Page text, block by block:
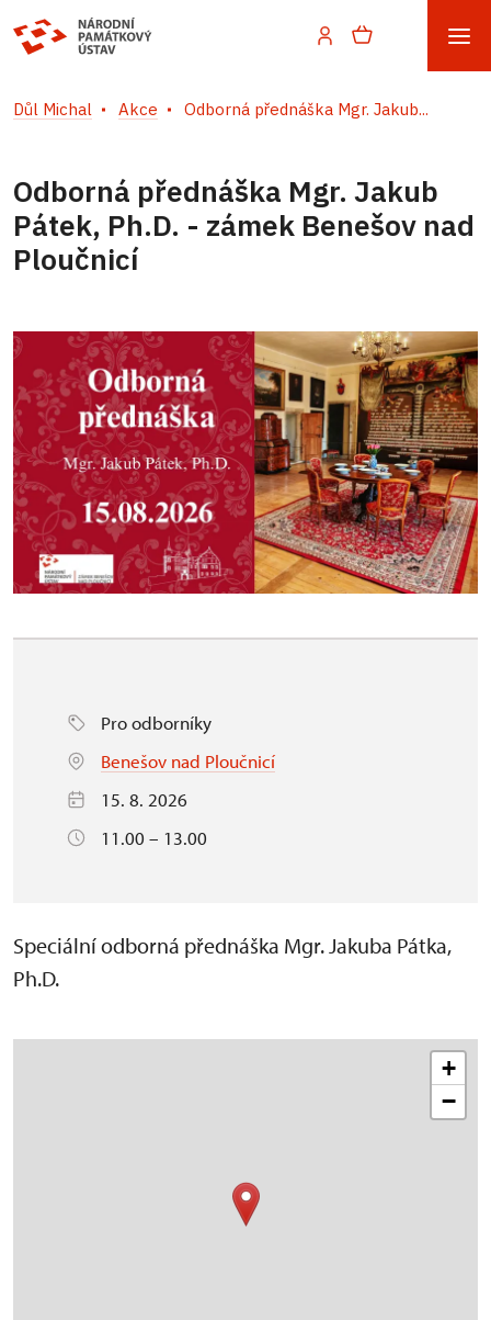
Důl Michal Akce Odborná přednáška Mgr. Jakub...
Odborná přednáška Mgr. Jakub
Pátek, Ph.D. - zámek Benešov nad
Ploučnicí
Pro odborníky
Benešov nad Ploučnicí
15. 8. 2026
11.00 – 13.00
Speciální odborná přednáška Mgr. Jakuba Pátka,
Ph.D.
+
−